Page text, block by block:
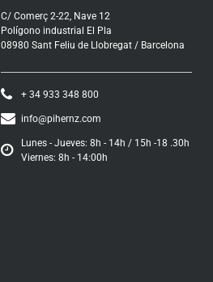
C/ Comerç 2-22, Nave 12
Polígono industrial El Pla
08980 Sant Feliu de Llobregat / Barcelona
+ 34 933 348 800
info@pihernz.com
Lunes - Jueves: 8h - 14h / 15h -18 .30h
Viernes: 8h - 14:00h